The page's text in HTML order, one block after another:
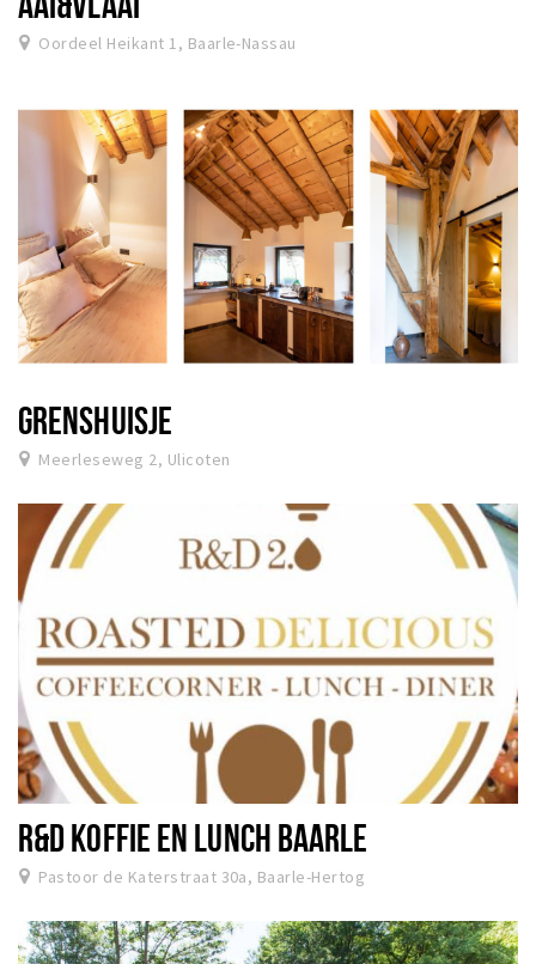
Oordeel Heikant 1, Baarle-Nassau
GRENSHUISJE
Meerleseweg 2, Ulicoten
R&D KOFFIE EN LUNCH BAARLE
Pastoor de Katerstraat 30a, Baarle-Hertog